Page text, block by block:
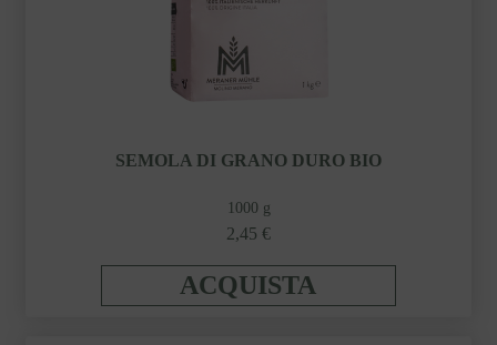
SEMOLA DI GRANO DURO BIO
1000 g
2,45 €
ACQUISTA